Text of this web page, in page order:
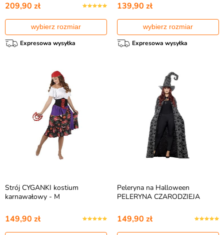
209,90 zł
wybierz rozmiar
Expresowa wysyłka
139,90 zł
wybierz rozmiar
Expresowa wysyłka
Strój CYGANKI kostium
karnawałowy - M
149,90 zł
Peleryna na Halloween
PELERYNA CZARODZIEJA
149,90 zł